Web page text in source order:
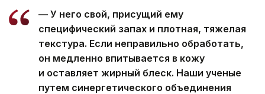
— У него свой, присущий ему
специфический запах и плотная, тяжелая
текстура. Если неправильно обработать,
он медленно впитывается в кожу
и оставляет жирный блеск. Наши ученые
путем синергетического объединения